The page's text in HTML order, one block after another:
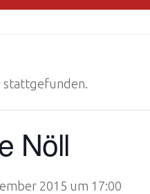
stattgefunden.
Nöll
2015 um 17:00